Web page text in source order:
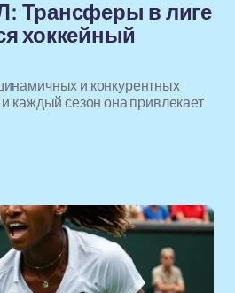
Трансферы в лиге
хоккейный
и конкурентных
каждый сезон она привлекает